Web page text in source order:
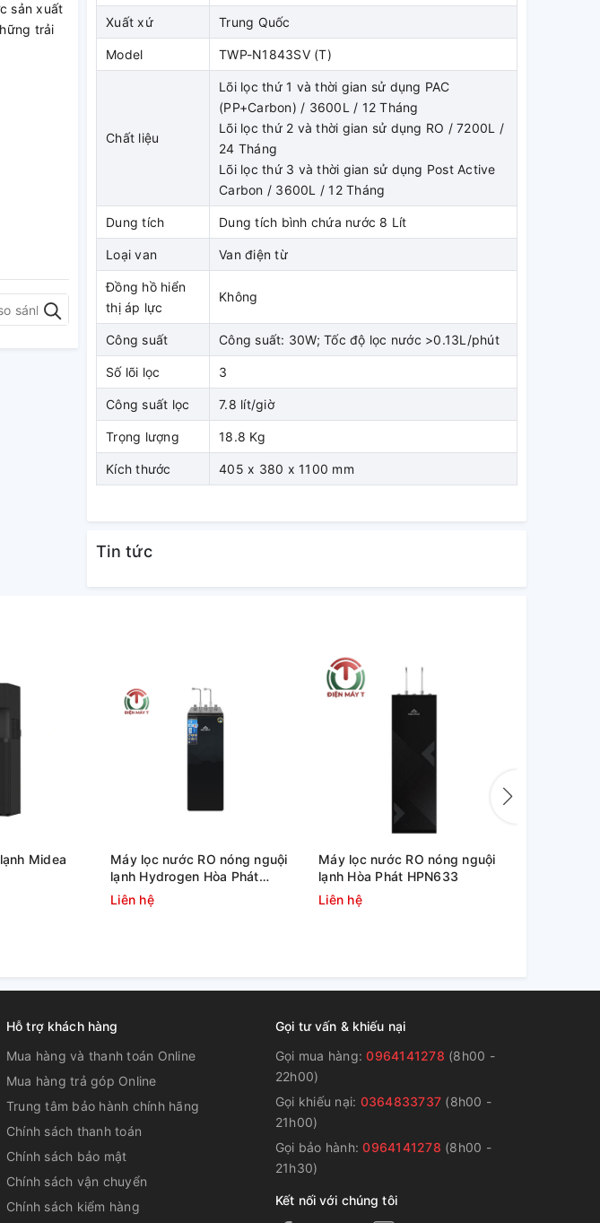
sản xuất
trải
Xuất xứ Trung Quốc
Model TWP-N1843SV (T)
Chất liệu
Lõi lọc thứ 1 và thời gian sử dụng PAC
(PP+Carbon) / 3600L / 12 Tháng
Lõi lọc thứ 2 và thời gian sử dụng RO / 7200L /
24 Tháng
Lõi lọc thứ 3 và thời gian sử dụng Post Active
Carbon / 3600L / 12 Tháng
Dung tích Dung tích bình chứa nước 8 Lít
Loại van Van điện từ
Đồng hồ hiển
thị áp lực
Không
Công suất Công suất: 30W; Tốc độ lọc nước >0.13L/phút
Số lõi lọc 3
Công suất lọc 7.8 lít/giờ
Trọng lượng 18.8 Kg
Kích thước 405 x 380 x 1100 mm
Tin tức
Midea
Máy lọc nước RO nóng nguội
lạnh Hydrogen Hòa Phát
HPN669 12 lõi
Liên hệ
Máy lọc nước RO nóng nguội
lạnh Hòa Phát HPN633
Liên hệ
Hỗ trợ khách hàng
Mua hàng và thanh toán Online
Mua hàng trả góp Online
Trung tâm bảo hành chính hãng
Chính sách thanh toán
Chính sách bảo mật
Chính sách vận chuyển
Chính sách kiểm hàng
Gọi tư vấn & khiếu nại
Gọi mua hàng:0964141278 (8h00 -
22h00)
Gọi khiếu nại: 0364833737 (8h00 -
21h00)
Gọi bảo hành:0964141278 (8h00 -
21h30)
Kết nối với chúng tôi